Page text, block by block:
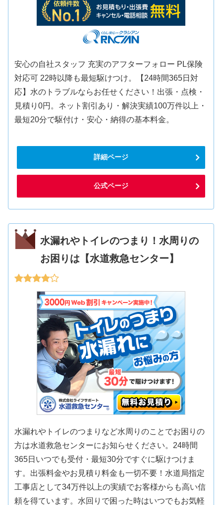
安心の自社スタッフ 充実のアフターフォロー PL保険
対応可 22時以降も最短駆けつけ。【24時間365日対
応】水のトラブルならお任せください！出張・点検・
見積り0円。ネット割引あり・解決実績100万件以上・
最短20分で駆付け・安心・納得の基本料金。
詳細ページ
公式ページ
水漏れやトイレのつまり！水周りの
お困りは【水道救急センター】
水漏れやトイレのつまりなど水周りのことでお困りの
方は水道救急センターにお知らせください。24時間
365日いつでも受付・最短30分ですぐに駆けつけま
す。出張料金やお見積り料金も一切不要！水道局指定
工事店として34万件以上の実績でお客様からも高い信
頼を得ています。水回りで困った時はいつでもお気軽